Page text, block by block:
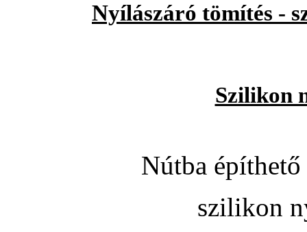
Nyílászáró tömítés -
Szilikon
Nútba
szilikon